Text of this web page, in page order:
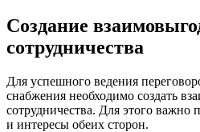
Создание
сотрудничества
Для успешного ведения
снабжения необходимо создать
сотрудничества. Для этого важно
и интересы обеих сторон.